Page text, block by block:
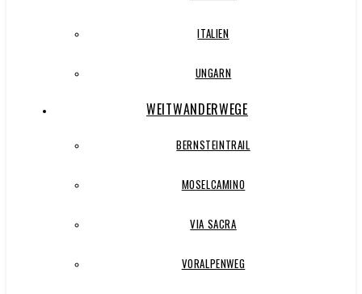
ITALIEN
UNGARN
WEITWANDERWEGE
BERNSTEINTRAIL
MOSELCAMINO
VIA SACRA
VORALPENWEG